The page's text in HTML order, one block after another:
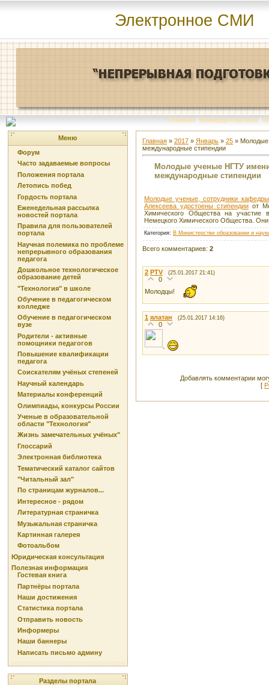
Электронное СМИ
Главная | Команда портала | О
Меню
Форум
Часто задаваемые вопросы
Положения портала
Летопись побед
Гордость портала
Еженедельная рассылка
новостей портала
Правила для пользователей
портала
Научная полемика по проблеме
непрерывного образования
педагога
Дошкольное технологическое
образование детей
"Технология" в школе
Обучение в педагогическом
колледже
Обучение в педагогическом
вузе
Родители - активные
помощники педагогов
Повышение квалификации
педагога
Соискателям учёных степеней
Научный календарь
Материалы конференций
Олимпиады, конкурсы России
Ученые в образовательной
области "Технология"
Жизнь замечательных учёных"
Глоссарий
Электронная библиотека
Тематический каталог сайтов
"Читальный зал"
По страницам журналов...
Интересное - рядом
Литературная страничка
Музыкальная страничка
Картинная галерея
Фотоальбом
Юридическая консультация
Полезная информация
Гостевая книга
Партнёры портала
Наши достижения
Статистика портала
Отправить новость
Информеры
Наши баннеры
Написать письмо админу
Разделы портала
Главная » 2017 » Январь » 25 » Молодые
международные стипендии
Молодые ученые НГТУ
международные стипендии
Молодые ученые, сотрудники
Алексеева удостоены стипендии от
Химического Общества на участие
Немецкого Химического Общества.
Категория: В Министерстве образовании и
Всего комментариев: 2
2 PTV (25.01.2017 21:41)
0
Молодцы!
1 ялатан (25.01.2017 14:16)
0
Добавлять комментарии
[